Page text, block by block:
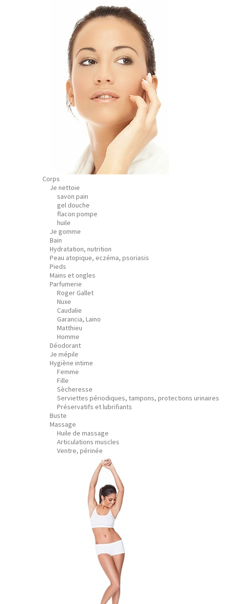
Corps
Je nettoie
savon pain
gel douche
flacon pompe
huile
Je gomme
Bain
Hydratation, nutrition
Peau atopique, eczéma, psoriasis
Pieds
Mains et ongles
Parfumerie
Roger Gallet
Nuxe
Caudalie
Garancia, Laino
Matthieu
Homme
Déodorant
Je mépile
Hygiène intime
Femme
Fille
Sècheresse
Serviettes périodiques, tampons, protections urinaires
Préservatifs et lubrifiants
Buste
Massage
Huile de massage
Articulations muscles
Ventre, périnée